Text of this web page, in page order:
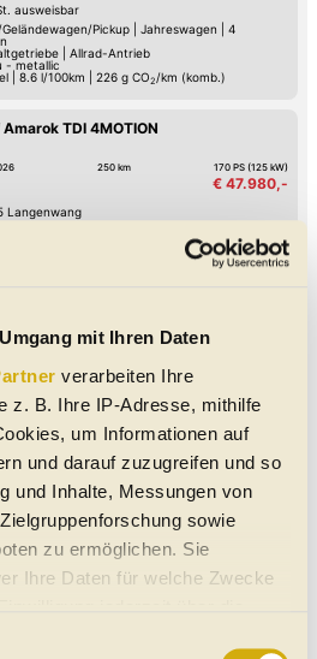
mit Ihren Daten
verarbeiten Ihre
z. B. Ihre IP-Adresse, mithilfe
um Informationen auf
und darauf zuzugreifen und so
und Inhalte, Messungen von
sowie
zu ermöglichen. Sie
Ihre Daten für welche Zwecke
ausweisbar
Geländewagen/Pickup| Jahreswagen
4
| Allrad-Antrieb
- metallic
8.6 l/100km 226 g CO2 /km (komb.)
Amarok TDI 4MOTION
250 km 170 PS (125 kW)
€ 47.980,-
Langenwang
Jahreswagen| 4
TDI 4MOTION
€ 47.980,-
Langenwang
Geländewagen/Pickup|Jahreswagen|
4
|Allrad-Antrieb
|8.6 l/100km |226 g CO 2 /km (komb.)
Amarok TDI 4MOTION